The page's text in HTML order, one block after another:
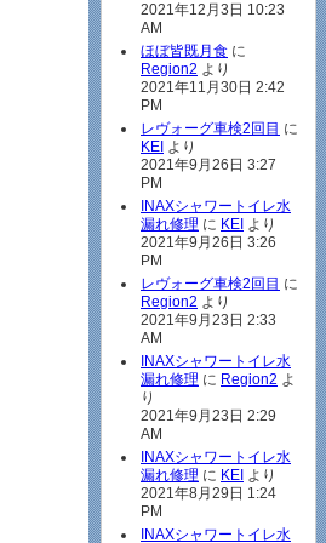
2021年12月3日 10:23
AM
ほぼ皆既月食 に
Region2 より
2021年11月30日 2:42
PM
レヴォーグ車検2回目 に
KEI より
2021年9月26日 3:27
PM
INAXシャワートイレ水
漏れ修理 に KEI より
2021年9月26日 3:26
PM
レヴォーグ車検2回目 に
Region2 より
2021年9月23日 2:33
AM
INAXシャワートイレ水
漏れ修理 に Region2 よ
り
2021年9月23日 2:29
AM
INAXシャワートイレ水
漏れ修理 に KEI より
2021年8月29日 1:24
PM
INAXシャワートイレ水